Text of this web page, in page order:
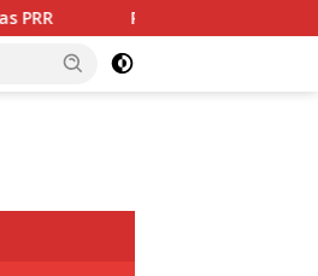
Bendung Pante Lhong II